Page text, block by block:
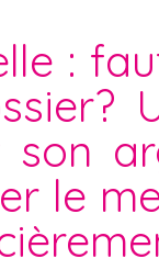
:
son
le